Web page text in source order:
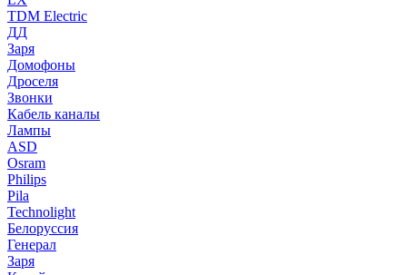
TDM Electric
ДД
Заря
Домофоны
Дроселя
Звонки
Кабель каналы
Лампы
ASD
Osram
Philips
Pila
Technolight
Белоруссия
Генерал
Заря